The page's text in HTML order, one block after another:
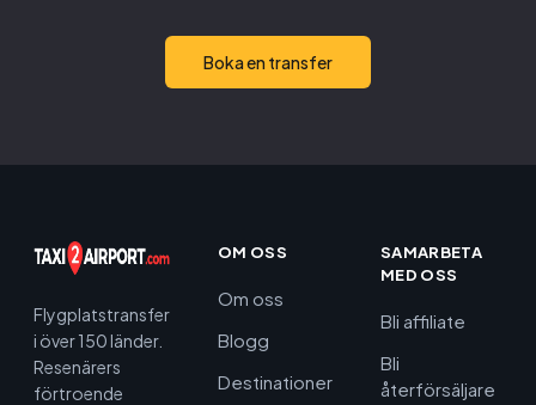
Boka en transfer
Flygplatstransfer
i över 150 länder.
Resenärers
förtroende
OM OSS
Om oss
Blogg
Destinationer
SAMARBETA
MED OSS
Bli affiliate
Bli
återförsäljare